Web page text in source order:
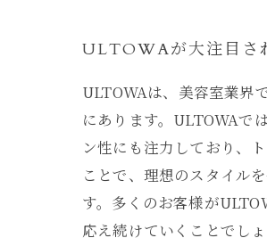
ULTOWAが大注目さ
ULTOWAは、美容室業界
にあります。ULTOWAで
ン性にも注力しており、
ことで、理想のスタイル
す。多くのお客様が
応え続けていくことでしょ